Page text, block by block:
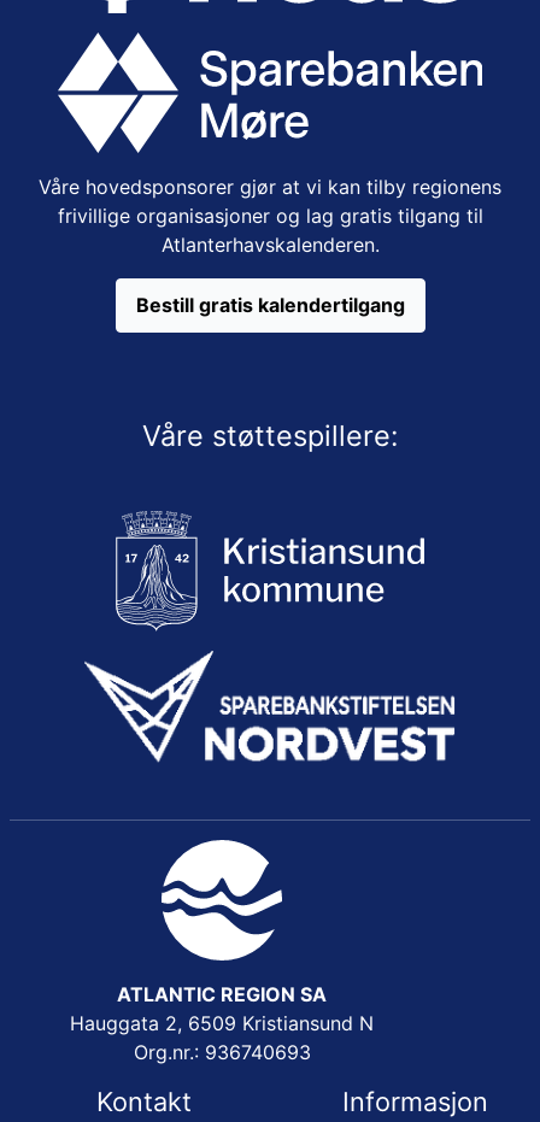
Våre hovedsponsorer gjør at vi kan tilby regionens
frivillige organisasjoner og lag gratis tilgang til
Atlanterhavskalenderen.
Bestill gratis kalendertilgang
Våre støttespillere:
ATLANTIC REGION SA
Hauggata 2, 6509 Kristiansund N
Org.nr.: 936740693
Kontakt Informasjon